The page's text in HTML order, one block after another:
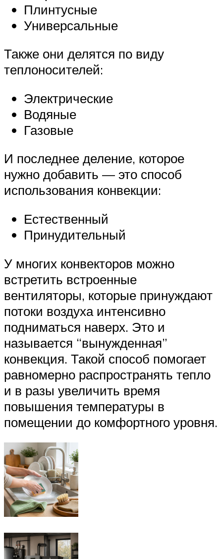
Плинтусные
Универсальные
Также они делятся по виду
теплоносителей:
Электрические
Водяные
Газовые
И последнее деление, которое
нужно добавить — это способ
использования конвекции:
Естественный
Принудительный
У многих конвекторов можно
встретить встроенные
вентиляторы, которые принуждают
потоки воздуха интенсивно
подниматься наверх. Это и
называется “вынужденная”
конвекция. Такой способ помогает
равномерно распространять тепло
и в разы увеличить время
повышения температуры в
помещении до комфортного уровня.